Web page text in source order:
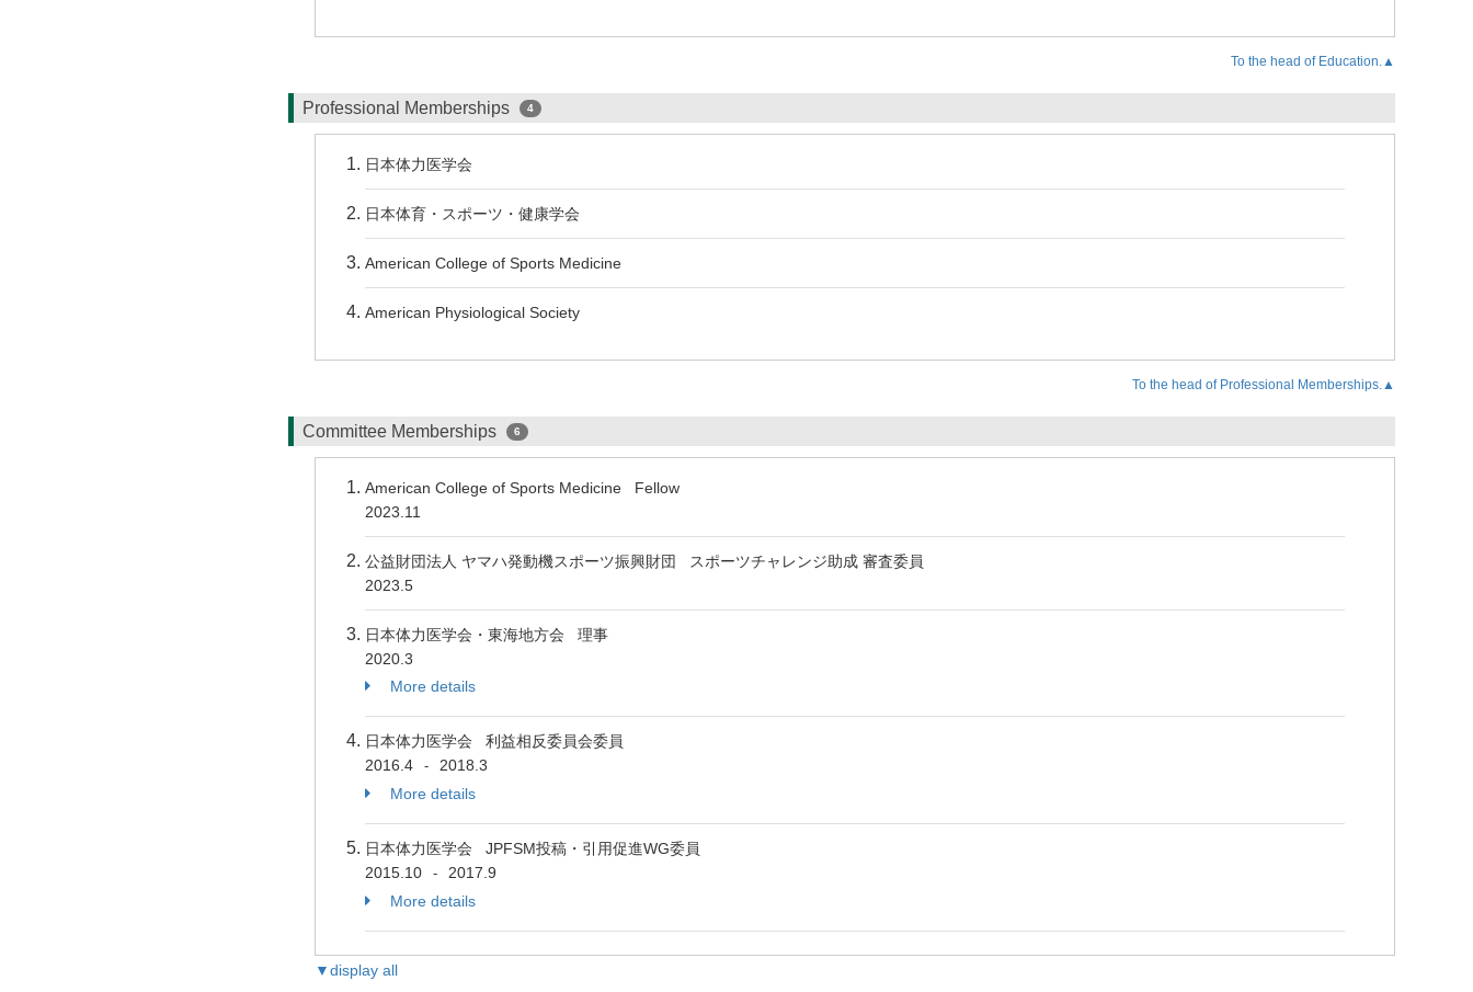
To the head of Education.▲
Professional Memberships 4
日本体力医学会
日本体育・スポーツ・健康学会
American College of Sports Medicine
American Physiological Society
To the head of Professional Memberships.▲
Committee Memberships 6
American College of Sports Medicine Fellow
2023.11
公益財団法人 ヤマハ発動機スポーツ振興財団 スポーツチャレンジ助成 審査委員
2023.5
日本体力医学会・東海地方会 理事
2020.3
More details
日本体力医学会 利益相反委員会委員
2016.4
-
2018.3
More details
日本体力医学会 JPFSM投稿・引用促進WG委員
2015.10
-
2017.9
More details
▼display all